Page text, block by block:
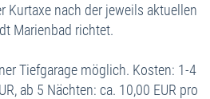
Kurtaxe nach der jeweils aktuellen
Marienbad richtet.
Tiefgarage möglich. Kosten: 1-4
ab 5 Nächten: ca. 10,00 EUR pro